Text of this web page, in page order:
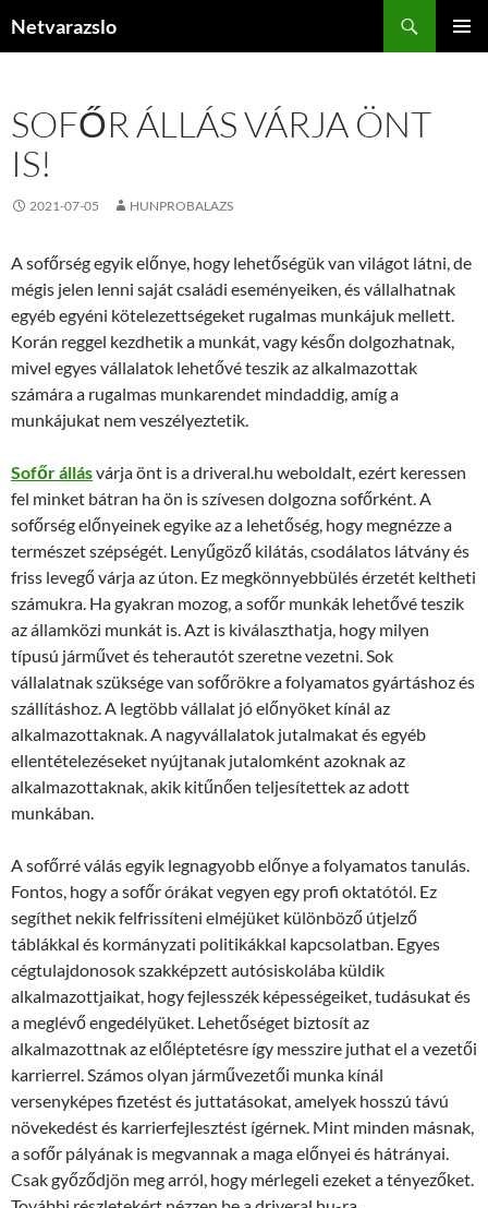
Netvarazslo
SOFŐR ÁLLÁS VÁRJA ÖNT
IS!
2021-07-05 HUNPROBALAZS
A sofőrség egyik előnye, hogy lehetőségük van világot látni, de
mégis jelen lenni saját családi eseményeiken, és vállalhatnak
egyéb egyéni kötelezettségeket rugalmas munkájuk mellett.
Korán reggel kezdhetik a munkát, vagy későn dolgozhatnak,
mivel egyes vállalatok lehetővé teszik az alkalmazottak
számára a rugalmas munkarendet mindaddig, amíg a
munkájukat nem veszélyeztetik.
Sofőr állásvárja önt is a driveral.hu weboldalt, ezért keressen
fel minket bátran ha ön is szívesen dolgozna sofőrként. A
sofőrség előnyeinek egyike az a lehetőség, hogy megnézze a
természet szépségét. Lenyűgöző kilátás, csodálatos látvány és
friss levegő várja az úton. Ez megkönnyebbülés érzetét keltheti
számukra. Ha gyakran mozog, a sofőr munkák lehetővé teszik
az államközi munkát is. Azt is kiválaszthatja, hogy milyen
típusú járművet és teherautót szeretne vezetni. Sok
vállalatnak szüksége van sofőrökre a folyamatos gyártáshoz és
szállításhoz. A legtöbb vállalat jó előnyöket kínál az
alkalmazottaknak. A nagyvállalatok jutalmakat és egyéb
ellentételezéseket nyújtanak jutalomként azoknak az
alkalmazottaknak, akik kitűnően teljesítettek az adott
munkában.
A sofőrré válás egyik legnagyobb előnye a folyamatos tanulás.
Fontos, hogy a sofőr órákat vegyen egy profi oktatótól. Ez
segíthet nekik felfrissíteni elméjüket különböző útjelző
táblákkal és kormányzati politikákkal kapcsolatban. Egyes
cégtulajdonosok szakképzett autósiskolába küldik
alkalmazottjaikat, hogy fejlesszék képességeiket, tudásukat és
a meglévő engedélyüket. Lehetőséget biztosít az
alkalmazottnak az előléptetésre így messzire juthat el a vezetői
karrierrel. Számos olyan járművezetői munka kínál
versenyképes fizetést és juttatásokat, amelyek hosszú távú
növekedést és karrierfejlesztést ígérnek. Mint minden másnak,
a sofőr pályának is megvannak a maga előnyei és hátrányai.
Csak győződjön meg arról, hogy mérlegeli ezeket a tényezőket.